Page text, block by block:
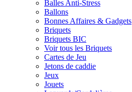
Balles Anti-Stress
Ballons
Bonnes Affaires & Gadgets
Briquets
Briquets BIC
Voir tous les Briquets
Cartes de Jeu
Jetons de caddie
Jeux
Jouets